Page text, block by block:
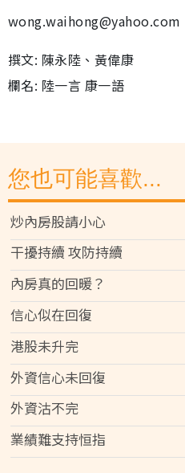
wong.waihong@yahoo.com
撰文: 陳永陸、黃偉康
欄名: 陸一言 康一語
您也可能喜歡...
炒內房股請小心
干擾持續 攻防持續
內房真的回暖？
信心似在回復
港股未升完
外資信心未回復
外資沽不完
業績難支持恒指